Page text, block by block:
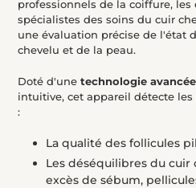
professionnels de la coiffure, les
spécialistes des soins du cuir
une évaluation précise de l'état
chevelu et de la peau.
Doté d'une technologie avancée
intuitive, cet appareil détecte
:
La qualité des follicules
Les déséquilibres du cuir
excès de sébum,